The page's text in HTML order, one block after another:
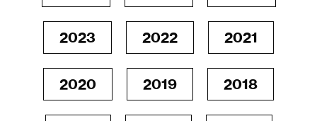
2023 2022 2021
2020 2019 2018